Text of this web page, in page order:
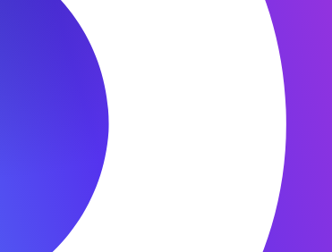
вашем вопросе и дать более точный ответ.